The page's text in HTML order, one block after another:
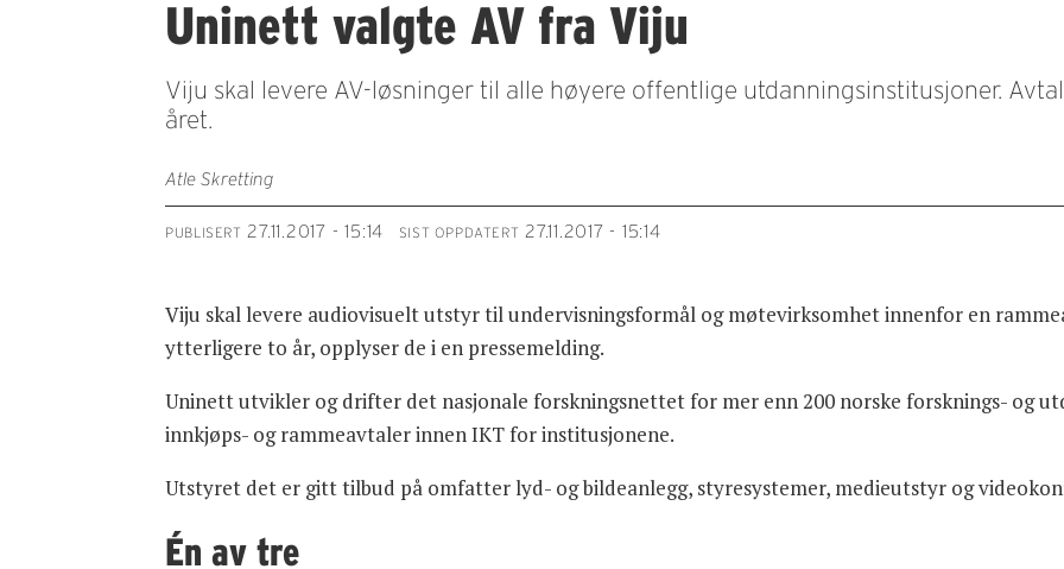
Uninett valgte AV fra Viju
Viju skal levere AV-løsninger til alle høyere offentlige utdanningsinstitusjoner.
året.
Atle Skretting
PUBLISERT 27.11.2017 - 15:14 SIST OPPDATERT 27.11.2017 - 15:14
Viju skal levere audiovisuelt utstyr til undervisningsformål og møtevirksomhet innenfor en
ytterligere to år, opplyser de i en pressemelding.
Uninett utvikler og drifter det nasjonale forskningsnettet for mer enn 200 norske forsknings- og
innkjøps- og rammeavtaler innen IKT for institusjonene.
Utstyret det er gitt tilbud på omfatter lyd- og bildeanlegg, styresystemer, medieutstyr og
Én av tre